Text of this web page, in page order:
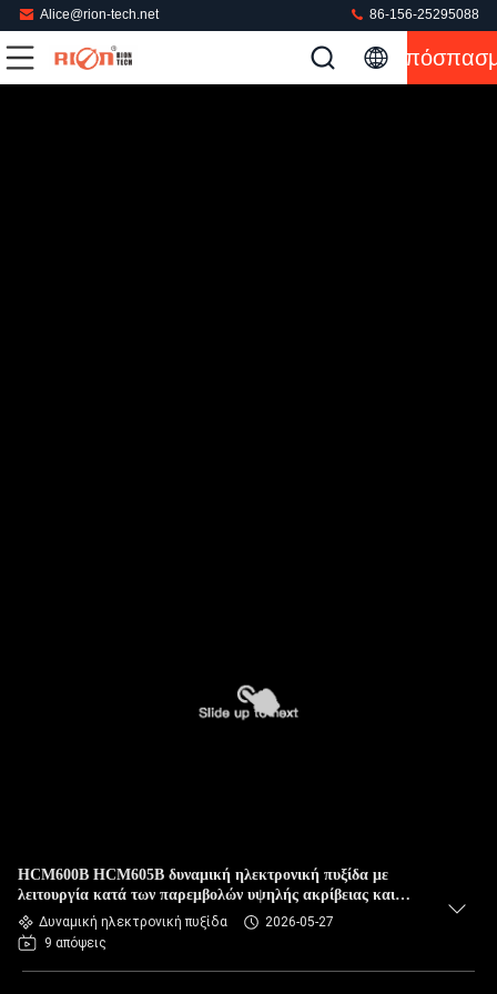
Alice@rion-tech.net 86-156-25295088
HCM600B HCM605B δυναμική ηλεκτρονική πυξίδα με
λειτουργία κατά των παρεμβολών υψηλής ακρίβειας και
μεγάλο εύρος θερμοκρασίας
Δυναμική ηλεκτρονική πυξίδα
2026-05-27
9 απόψεις